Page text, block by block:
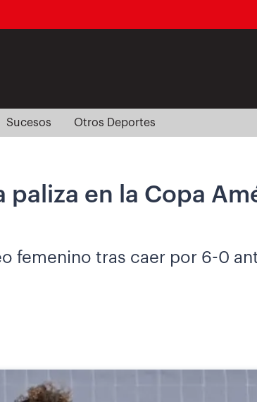
Sucesos Otros Deportes
en la Copa
femenino tras caer por 6-0